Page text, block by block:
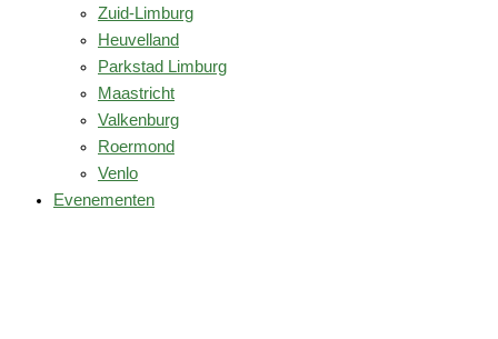
Zuid-Limburg
Heuvelland
Parkstad Limburg
Maastricht
Valkenburg
Roermond
Venlo
Evenementen